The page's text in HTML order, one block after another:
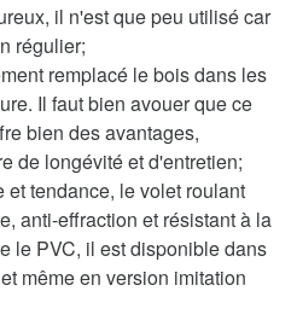
il n'est que peu utilisé car
régulier;
remplacé le bois dans les
Il faut bien avouer que ce
bien des avantages,
de longévité et d'entretien;
et tendance, le volet roulant
anti-effraction et résistant à la
le PVC, il est disponible dans
même en version imitation